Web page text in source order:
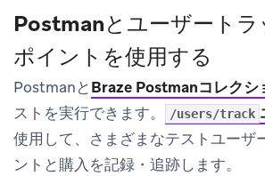
Postmanとユーザートラ
ポイントを使用する
PostmanとBraze Postmanコレクシ
ストを実行できます。
/users/track
使用して、さまざまなテストユーザ
ントと購入を記録・追跡します。